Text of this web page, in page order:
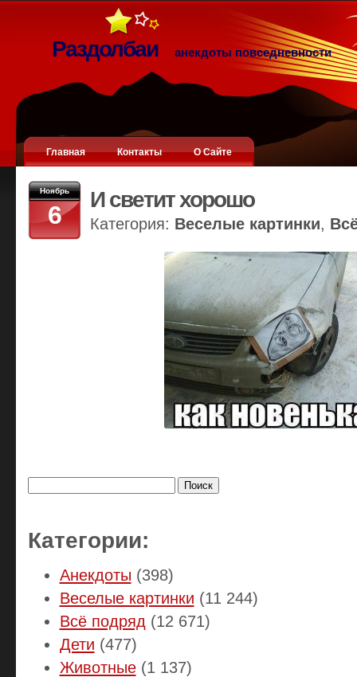
Раздолбаи анекдоты повседневности
Главная Контакты О Сайте
Ноябрь
6
И светит хорошо
Категория: Веселые картинки,
Категории:
Анекдоты (398)
Веселые картинки (11 244)
Всё подряд (12 671)
Дети (477)
Животные(1 137)